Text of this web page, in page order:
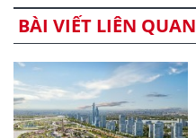
BÀI VIẾT LIÊN QUAN